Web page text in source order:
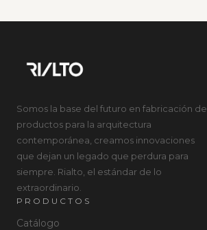
Somos la base del futuro en fabricación de
productos para la arquitectura
contemporánea, creamos innovaciones
que dejan un legado que perdura para
siempre. Rialto, el estándar de lo
extraordinario.
PRODUCTOS
Catálogo